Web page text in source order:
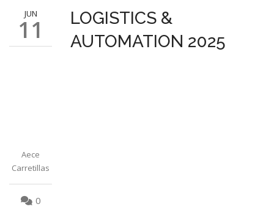
JUN
11
Aece
Carretillas
0
LOGISTICS &
AUTOMATION 2025